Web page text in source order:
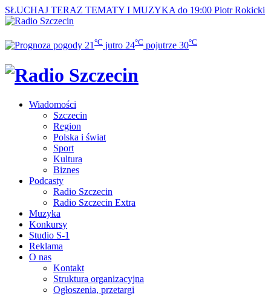
SŁUCHAJ TERAZ TEMATY I MUZYKA do 19:00 Piotr Rokicki
21 °C jutro 24°C pojutrze 30°C
Wiadomości
Szczecin
Region
Polska i świat
Sport
Kultura
Biznes
Podcasty
Radio Szczecin
Radio Szczecin Extra
Muzyka
Konkursy
Studio S-1
Reklama
O nas
Kontakt
Struktura organizacyjna
Ogłoszenia, przetargi